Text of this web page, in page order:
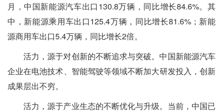
月，中国新能源汽车出口130.8万辆，同比增长84.6%。其
中，新能源乘用车出口125.4万辆，同比增长81.6%；新能
源商用车出口5.4万辆，同比增长2倍。
活力，源于对创新的不断追求与突破。中国新能源汽车
企业在电池技术、智能驾驶等领域不断加大研发投入，创新
成果层出不穷。
活力，源于产业生态的不断优化与升级。当前，中国已